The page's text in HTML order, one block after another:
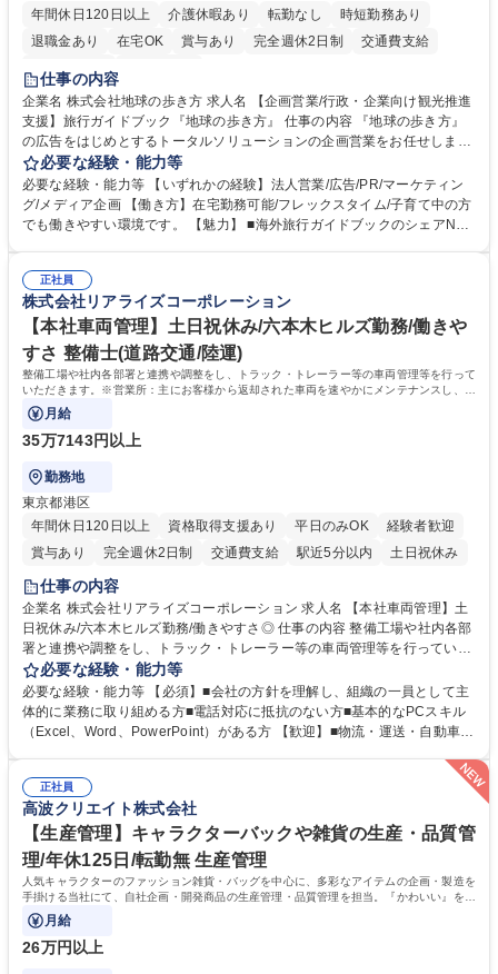
年間休日120日以上
介護休暇あり 転勤なし
時短勤務あり
退職金あり
在宅OK 賞与あり 完全週休2日制
交通費支給
駅近5分以内
仕事の内容
企業名 株式会社地球の歩き方 求人名 【企画営業/行政・企業向け観光推進
支援】旅行ガイドブック『地球の歩き方』 仕事の内容 『地球の歩き方』
の広告をはじめとするトータルソリューションの企画営業をお任せしま
す。クライアントは、観光（海外旅行、国内旅行、インバウンド）で地域
や事業を推進したい国内外の行政や企業です。 【業務詳細】■『地球の歩
き方』は海外旅行ガイドブックのNo.1ブランドであり、国内旅行において
も牽引しております。観光推進支援においても、業界を牽引する意欲的な
に、インバウンドのトップブランドに成長しております■旅が業務であ
り、日常です。旅好きにはこれ以上ない環境です 募集職種 【企画営業/行
政・企業向け観光推進支援】旅行ガイドブック『地球の歩き方』
必要な経験・能力等
必要な経験・能力等 【いずれかの経験】法人営業/広告/PR/マーケティン
グ/メディア企画 【働き方】在宅勤務可能/フレックスタイム/子育て中の方
でも働きやすい環境です。 【魅力】 ■海外旅行ガイドブックのシェアNo.1
であり、「地球の歩き方」としてどう取り組むか、共に形を作るコアメン
バーとして活躍いただきます。 学歴・資格 学歴：大学院 大学 語学力： 資
格：
正社員
株式会社リアライズコーポレーション
【本社車両管理】土日祝休み/六本木ヒルズ勤務/働きや
すさ 整備士(道路交通/陸運)
整備工場や社内各部署と連携や調整をし、トラック・トレーラー等の車両管理等を行って
いただきます。※営業所：主にお客様から返却された車両を速やかにメンテナンスし、次
のお客様にお貸し出しするための拠点
月給
35万7143円以上
勤務地
東京都港区
年間休日120日以上
資格取得支援あり 平日のみOK
経験者歓迎
賞与あり
完全週休2日制 交通費支給 駅近5分以内 土日祝休み
仕事の内容
企業名 株式会社リアライズコーポレーション 求人名 【本社車両管理】土
日祝休み/六本木ヒルズ勤務/働きやすさ◎ 仕事の内容 整備工場や社内各部
署と連携や調整をし、トラック・トレーラー等の車両管理等を行っていた
だきます。※営業所：主にお客様から返却された車両を速やかにメンテナ
ンスし、次のお客様にお貸し出しするための拠点 【具体的には】■整備工
場への整備発注・入出庫調整、社内各部署との連携・調整■車両の入出庫
スケジュール管理■返却車両の整備に関する調査・進捗管理等※弊社事業
フラを支える責任とやりがいを実感できます。 ※勤務地は東京本社（六本
木ヒルズ）になります。 ※毎週土日しっかり休める週休2日制です。 募集
職種 【本社車両管理】土日祝休み/六本木ヒルズ勤務/働きやすさ◎
必要な経験・能力等
必要な経験・能力等 【必須】■会社の方針を理解し、組織の一員として主
体的に業務に取り組める方■電話対応に抵抗のない方■基本的なPCスキル
（Excel、Word、PowerPoint）がある方 【歓迎】■物流・運送・自動車・
整・交渉力：社内外との調整により高度な調整・交渉力が養われます。■
コストマネジメント能力：整備工場からの修理費の見積もりを精査し、無
駄なコストを見極めるため、経営的視点での数字感覚が身につきます。■
期日・進捗管理能力：リース開始日や車検のタイミング等を管理し調整す
る力が身に付きます。 学歴・資格 学歴：大学院 大学 語学力： 資格：
正社員
高波クリエイト株式会社
【生産管理】キャラクターバックや雑貨の生産・品質管
理/年休125日/転勤無 生産管理
人気キャラクターのファッション雑貨・バッグを中心に、多彩なアイテムの企画・製造を
手掛ける当社にて、自社企画・開発商品の生産管理・品質管理を担当。『かわいい』を届
けるやりがいのあるポジションです。
月給
26万円以上